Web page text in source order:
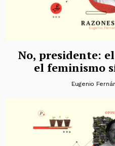
No, presidente:
el feminismo
Eugenio